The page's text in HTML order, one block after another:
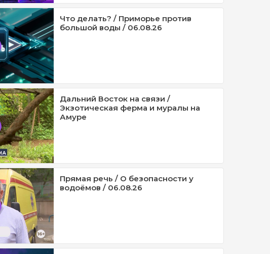
Что делать? / Приморье против
большой воды / 06.08.26
Дальний Восток на связи /
Экзотическая ферма и муралы на
Амуре
Прямая речь / О безопасности у
водоёмов / 06.08.26